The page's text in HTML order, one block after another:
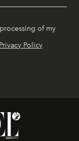
of my
Privacy Policy